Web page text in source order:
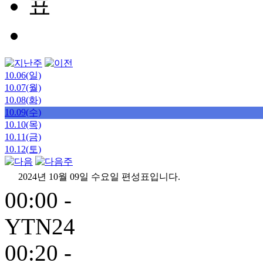
10.06(일)
10.07(월)
10.08(화)
10.09(수)
10.10(목)
10.11(금)
10.12(토)
2024년 10월 09일 수요일 편성표입니다.
00:00 -
YTN24
00:20 -